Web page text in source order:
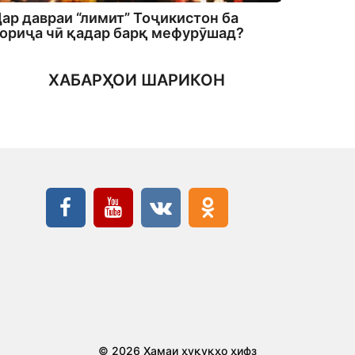
давраи “лимит” Тоҷикистон ба
чӣ қадар барқ мефурӯшад?
ХАБАРҲОИ ШАРИКОН
© 2026 Ҳамаи ҳуқуқҳо ҳифз